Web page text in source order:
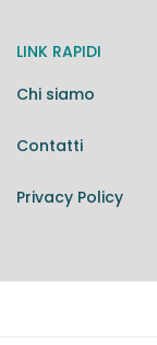
LINK RAPIDI
Chi siamo
Contatti
Privacy Policy